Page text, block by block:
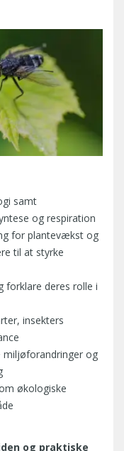
samt
og respiration
for plantevækst og
til at styrke
forklare deres rolle i
insekters
miljøforandringer og
økologiske
og praktiske